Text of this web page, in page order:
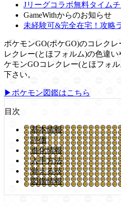
Jリーグコラボ無料タイム
GameWithからのお知らせ
未経験可&完全在宅！攻略
ポケモンGO(ポケGO)のコレク
レクレー(とほフォルム)の色違
ケモンGOコレクレー(とほフォ
下さい。
▶ポケモン図鑑はこちら
目次
基本情報
評価
進化情報
入手方法
覚える技
図鑑情報